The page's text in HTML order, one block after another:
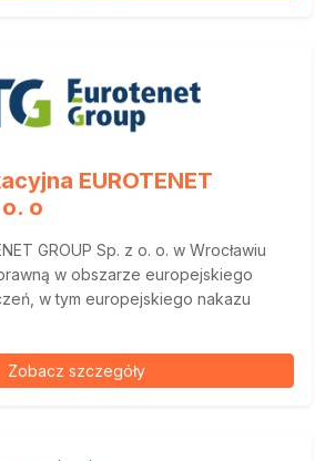
EUROTENET
o
GROUP Sp. z o. o. w Wrocławiu
w obszarze europejskiego
w tym europejskiego nakazu
Zobacz szczegóły